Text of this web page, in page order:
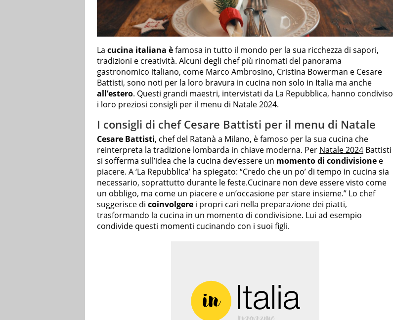
La cucina italiana èfamosa in tutto il mondo per la sua ricchezza di sapori,
tradizioni e creatività. Alcuni degli chef più rinomati del panorama
gastronomico italiano, come Marco Ambrosino, Cristina Bowerman e Cesare
Battisti, sono noti per la loro bravura in cucina non solo in Italia ma anche
all’estero. Questi grandi maestri, intervistati da La Repubblica, hanno condiviso
i loro preziosi consigli per il menu di Natale 2024.
I consigli di chef Cesare Battisti per il menu di Natale
Cesare Battisti, chef del Ratanà a Milano, è famoso per la sua cucina che
reinterpreta la tradizione lombarda in chiave moderna. Per Natale 2024 Battisti
si sofferma sull’idea che la cucina dev’essere un momento di condivisione e
piacere. A ‘La Repubblica’ ha spiegato: “Credo che un po’ di tempo in cucina sia
necessario, soprattutto durante le feste.Cucinare non deve essere visto come
un obbligo, ma come un piacere e un’occasione per stare insieme.” Lo chef
suggerisce di coinvolgere i propri cari nella preparazione dei piatti,
trasformando la cucina in un momento di condivisione. Lui ad esempio
condivide questi momenti cucinando con i suoi figli.